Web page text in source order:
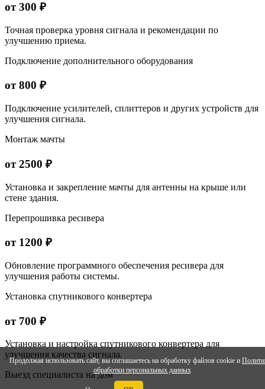
Продолжая использовать сайт, вы соглашаетесь на обработку файлов cookie и
обработки персональных данных
от 300 ₽
Точная проверка уровня сигнала и рекомендации по
улучшению приема.
Подключение дополнительного оборудования
от 800 ₽
Подключение усилителей, сплиттеров и других устройств для
улучшения сигнала.
Монтаж мачты
от 2500 ₽
Установка и закрепление мачты для антенны на крыше или
стене здания.
Перепрошивка ресивера
от 1200 ₽
Обновление программного обеспечения ресивера для
улучшения работы системы.
Установка спутникового конвертера
от 700 ₽
Установка и настройка спутникового конвертера для
улучшения качества сигнала.
Выезд специалиста на дом